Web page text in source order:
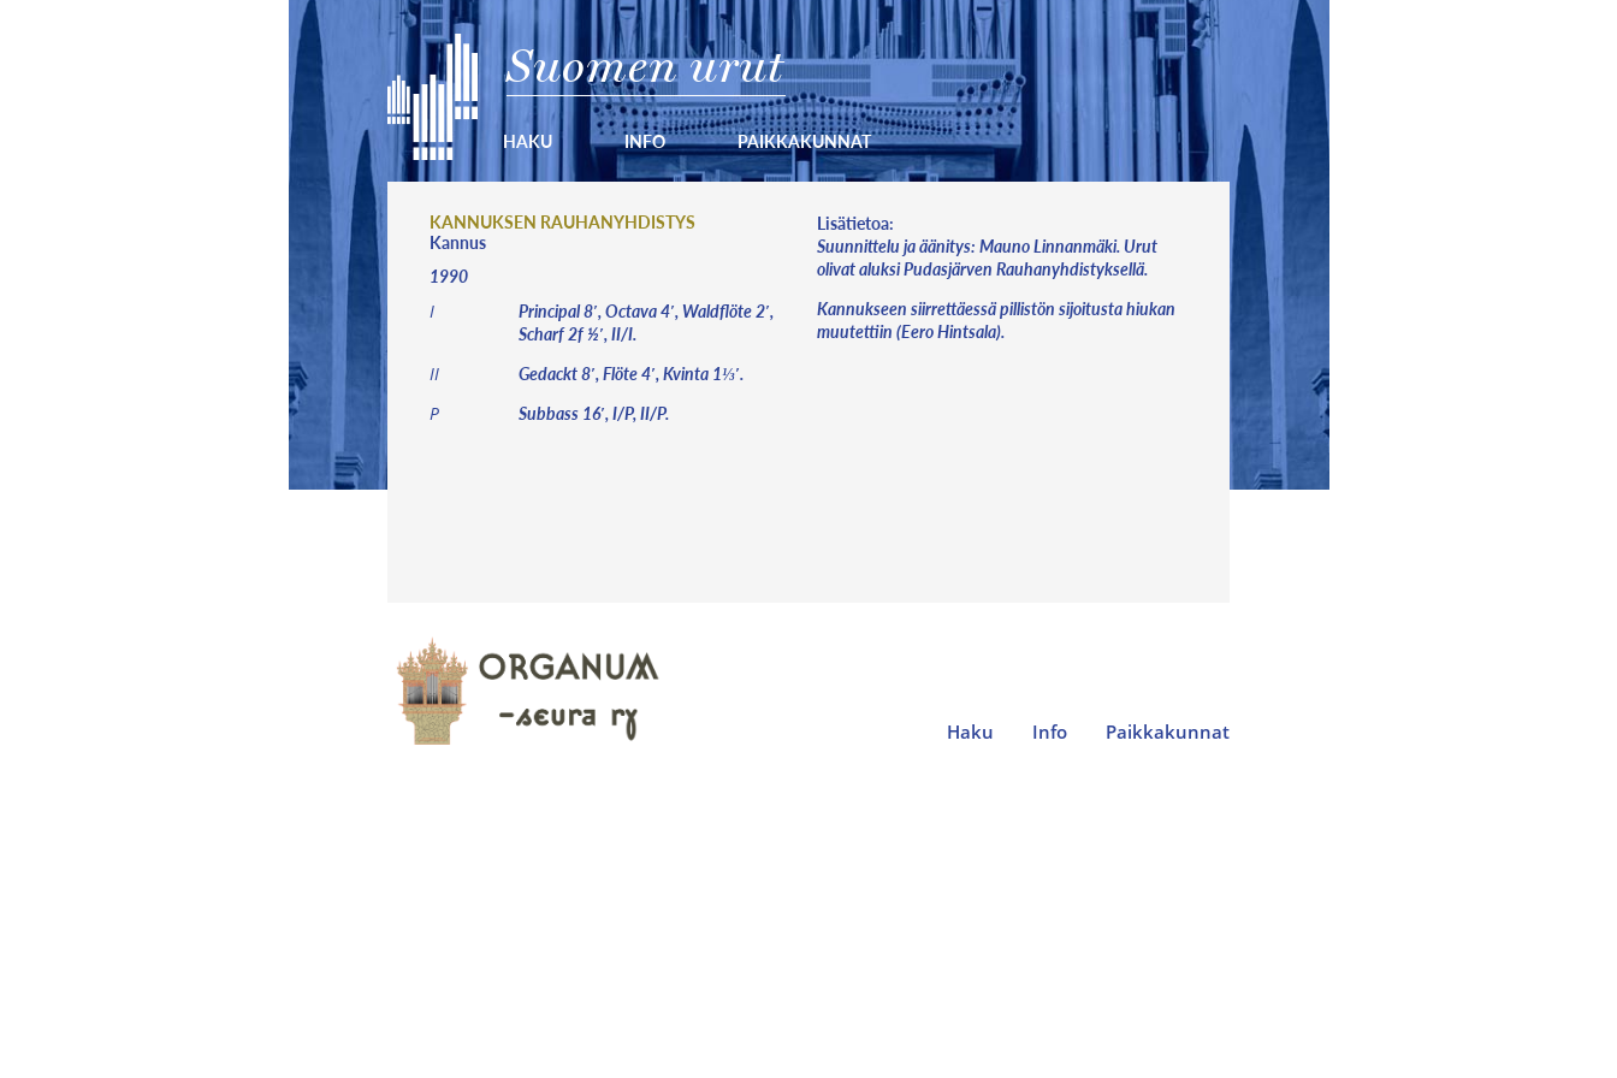
Suomen urut
HAKU INFO PAIKKAKUNNAT
KANNUKSEN RAUHANYHDISTYS
Kannus
1990
I
Principal 8′, Octava 4′, Waldflöte 2′,
Scharf 2f ½′, II/I.
II Gedackt 8′, Flöte 4′, Kvinta 1⅓′.
P Subbass 16′, I/P, II/P.
Lisätietoa:
Suunnittelu ja äänitys: Mauno Linnanmäki. Urut
olivat aluksi Pudasjärven Rauhanyhdistyksellä.
Kannukseen siirrettäessä pillistön sijoitusta hiukan
muutettiin (Eero Hintsala).
Haku Info Paikkakunnat